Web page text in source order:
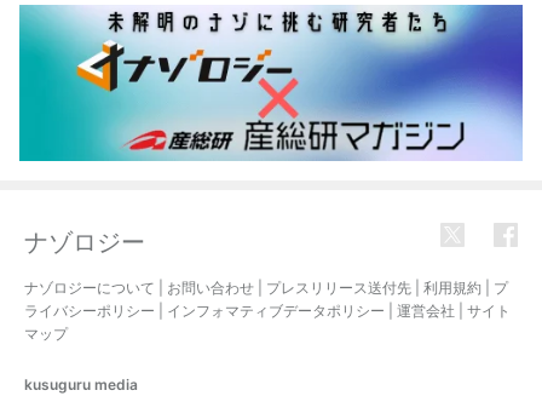
ナゾロジー
ナゾロジーについて お問い合わせ プレスリリース送付先 利用規約
プ
ライバシーポリシー
インフォマティブデータポリシー 運営会社
サイト
マップ
kusuguru media